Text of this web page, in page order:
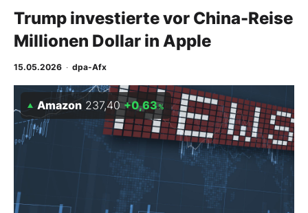
Anlageprodukte
Finanz-Check
Abo & Shop
BO-Musterdepots
Trump investierte vor China-Reise
Millionen Dollar in Apple
15.05.2026 · dpa-Afx
Amazon 237,40 +0,63%